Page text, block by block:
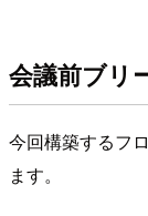
会議前ブリ
今回構築するフ
ます。